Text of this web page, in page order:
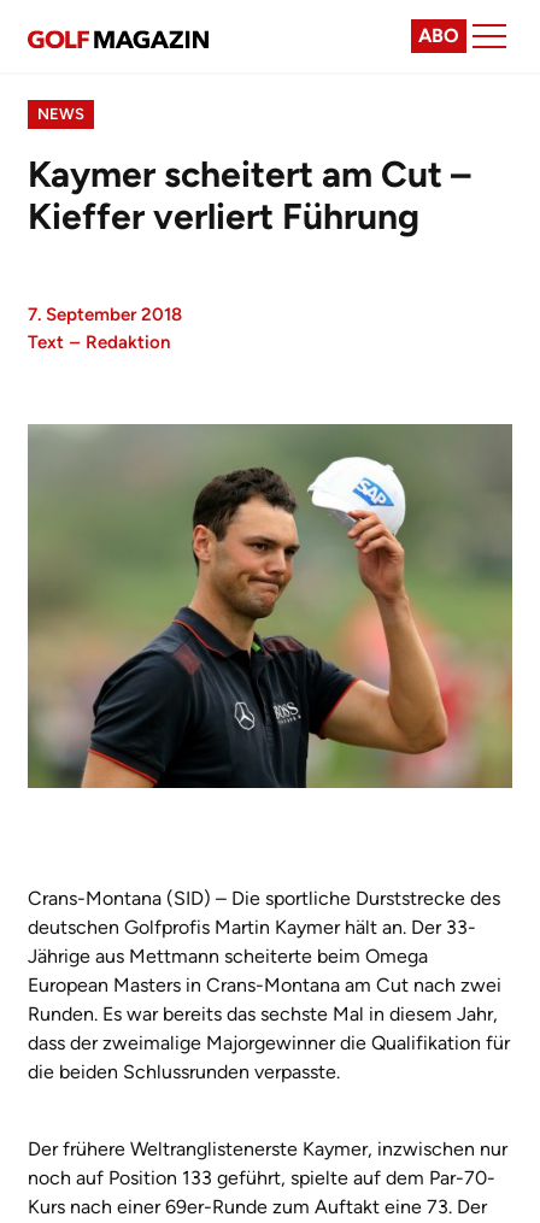
ABO
NEWS
Kaymer scheitert am Cut –
Kieffer verliert Führung
7. September 2018
Text – Redaktion
Crans-Montana (SID) – Die sportliche Durststrecke des
deutschen Golfprofis Martin Kaymer hält an. Der 33-
Jährige aus Mettmann scheiterte beim Omega
European Masters in Crans-Montana am Cut nach zwei
Runden. Es war bereits das sechste Mal in diesem Jahr,
dass der zweimalige Majorgewinner die Qualifikation für
die beiden Schlussrunden verpasste.
Der frühere Weltranglistenerste Kaymer, inzwischen nur
noch auf Position 133 geführt, spielte auf dem Par-70-
Kurs nach einer 69er-Runde zum Auftakt eine 73. Der